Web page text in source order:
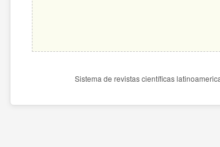
Sistema de revistas científicas